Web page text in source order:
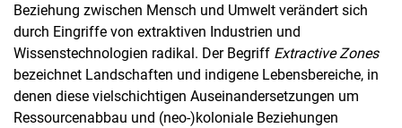
Beziehung zwischen Mensch und Umwelt verändert sich
durch Eingriffe von extraktiven Industrien und
Wissenstechnologien radikal. Der Begriff Extractive Zones
bezeichnet Landschaften und indigene Lebensbereiche, in
denen diese vielschichtigen Auseinandersetzungen um
Ressourcenabbau und (neo-)koloniale Beziehungen